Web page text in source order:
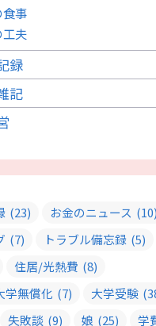
食事
夫
録
記
(23) お金のニュース (10)
(7) トラブル備忘録 (5)
住居/光熱費 (8)
学無償化 (7) 大学受験
失敗談 (9) 娘 (25) 学